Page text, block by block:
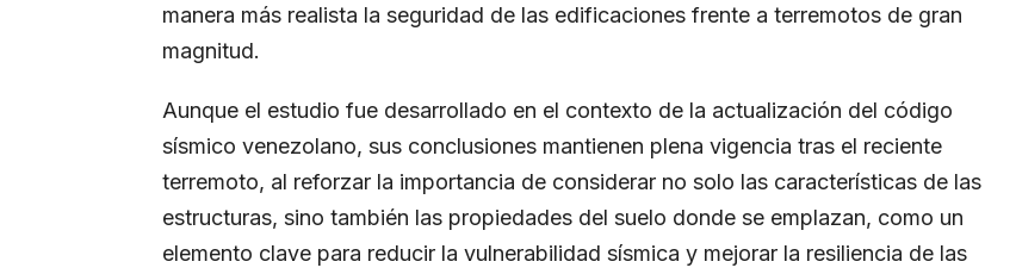
manera más realista la seguridad de las edificaciones frente a terremotos de gran
magnitud.
Aunque el estudio fue desarrollado en el contexto de la actualización del código
sísmico venezolano, sus conclusiones mantienen plena vigencia tras el reciente
terremoto, al reforzar la importancia de considerar no solo las características de las
estructuras, sino también las propiedades del suelo donde se emplazan, como un
elemento clave para reducir la vulnerabilidad sísmica y mejorar la resiliencia de las